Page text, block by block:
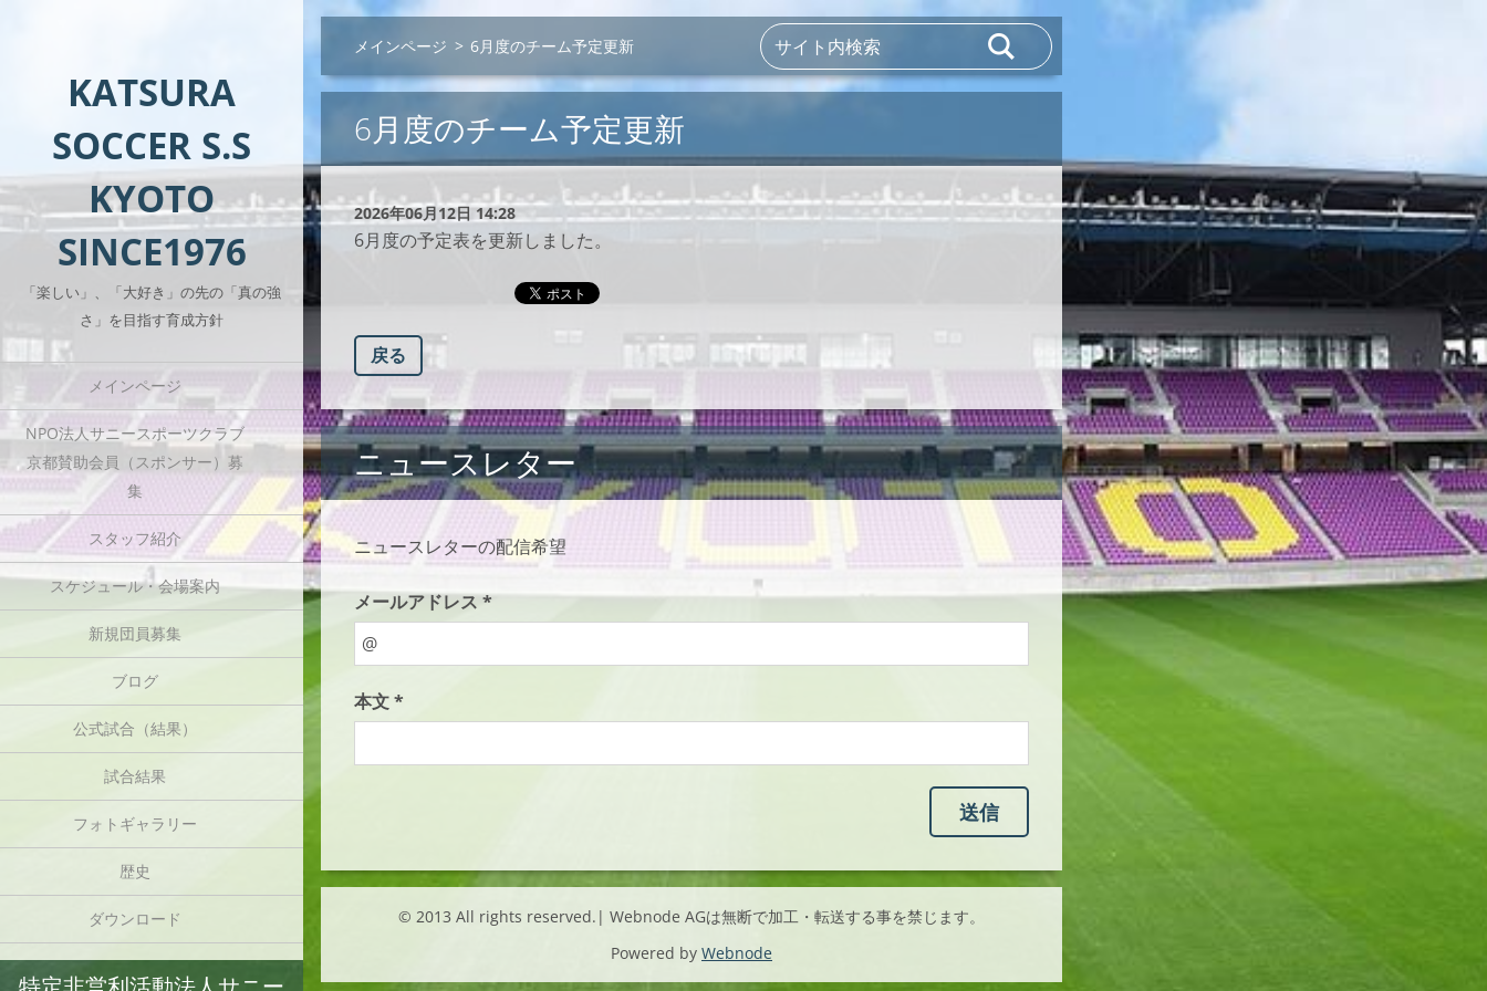
KATSURA
SOCCER S.S
KYOTO
SINCE1976
「楽しい」、「大好き」の先の「真の強
さ」を目指す育成方針
メインページ
NPO法人サニースポーツクラブ
京都賛助会員（スポンサー）募
集
スタッフ紹介
スケジュール・会場案内
新規団員募集
ブログ
公式試合（結果）
試合結果
フォトギャラリー
歴史
ダウンロード
メインページ > 6月度のチーム予定更新
6月度のチーム予定更新
2026年06月12日 14:28
6月度の予定表を更新しました。
戻る
ニュースレター
ニュースレターの配信希望
メールアドレス *
本文 *
© 2013 All rights reserved.| Webnode AGは無断で加工・転送する事を禁じます。
Powered by Webnode